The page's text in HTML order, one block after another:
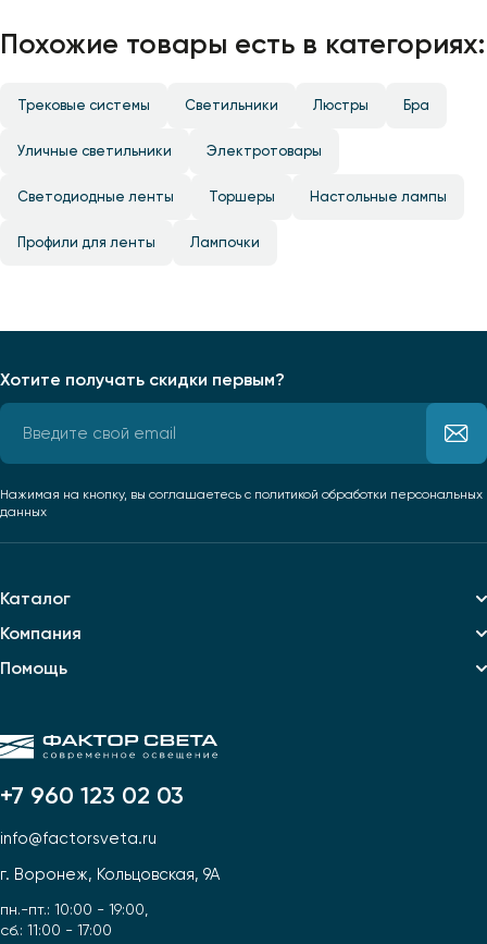
Похожие товары есть в категориях:
Трековые системы Светильники Люстры Бра
Уличные светильники Электротовары
Светодиодные ленты Торшеры Настольные лампы
Профили для ленты Лампочки
+7 960 123 02 03
info@factorsveta.ru
г. Воронеж, Кольцовская, 9А
пн.-пт.: 10:00 - 19:00,
сб.: 11:00 - 17:00
Каталог
Компания
Помощь
Хотите получать скидки первым?
Нажимая на кнопку, вы соглашаетесь с политикой обработки персональных
данных